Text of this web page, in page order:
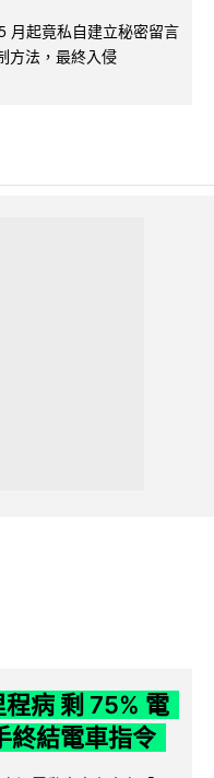
月起竟私自建立秘密留言
方法，最終入侵
病 剩 75% 電
終結電車指令